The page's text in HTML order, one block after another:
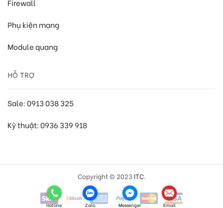
Firewall
Phụ kiện mạng
Module quang
HỖ TRỢ
Sale: 0913 038 325
Kỹ thuật: 0936 339 918
Copyright © 2023 ITC.
Hotline Zalo Messenger Email